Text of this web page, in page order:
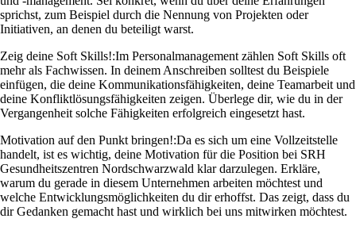
sprichst, zum Beispiel durch die Nennung von Projekten oder
Initiativen, an denen du beteiligt warst.
Zeig deine Soft Skills!:Im Personalmanagement zählen Soft Skills oft
mehr als Fachwissen. In deinem Anschreiben solltest du Beispiele
einfügen, die deine Kommunikationsfähigkeiten, deine Teamarbeit und
deine Konfliktlösungsfähigkeiten zeigen. Überlege dir, wie du in der
Vergangenheit solche Fähigkeiten erfolgreich eingesetzt hast.
Motivation auf den Punkt bringen!:Da es sich um eine Vollzeitstelle
handelt, ist es wichtig, deine Motivation für die Position bei SRH
Gesundheitszentren Nordschwarzwald klar darzulegen. Erkläre,
warum du gerade in diesem Unternehmen arbeiten möchtest und
welche Entwicklungsmöglichkeiten du dir erhoffst. Das zeigt, dass du
dir Gedanken gemacht hast und wirklich bei uns mitwirken möchtest.